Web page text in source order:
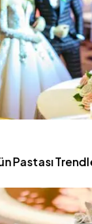
Pastası